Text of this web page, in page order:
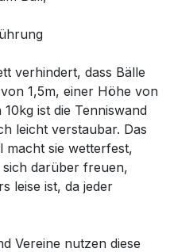
verhindert, dass Bälle
1,5m, einer Höhe von
ist die Tenniswand
leicht verstaubar. Das
macht sie wetterfest,
darüber freuen,
leise ist, da jeder
Vereine nutzen diese